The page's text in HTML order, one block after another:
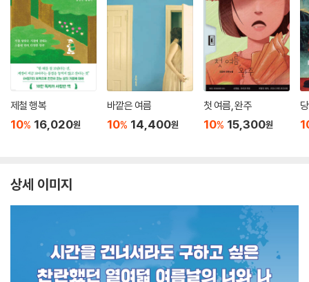
제철 행복
10% 16,020원
바깥은 여름
10% 14,400원
첫 여름, 완주
10% 15,300원
상세 이미지